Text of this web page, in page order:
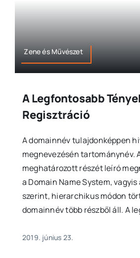
Zene és Művészet
A Legfontosabb
Regisztráció
A domainnév tulajdonképpen
megnevezésén tartománynév.
meghatározott részét leíró
a Domain Name System, vagyis
szerint, hierarchikus módon
domainnév több részből áll. A
2019. június 23.